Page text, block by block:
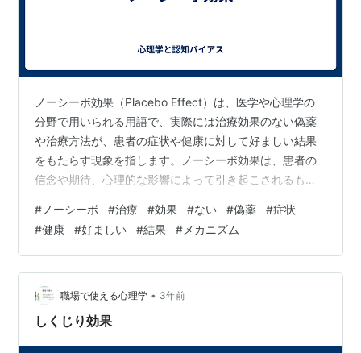
ノーシーボ効果（Placebo Effect）は、医学や心理学の
分野で用いられる用語で、実際には治療効果のない偽薬
や治療方法が、患者の症状や健康に対して好ましい結果
をもたらす現象を指します。ノーシーボ効果は、患者の
信念や期待、心理的な影響によって引き起こされるもの
与していません。 ノーシーボ効果に関連する特徴や要素
は以下の通りです: 1. 期待効果: ノーシーボ効果は、患者
が治療や薬物に対して期待を持つことによって引き起こ
されます。患者が信じている治療方法や薬物を受けるこ
とで、症状の改善や健康へのポジティブな影響を期待す
ることがあります。 2.…
# ノーシーボ #治療 #効果 #ない #偽薬 #症状
#健康 #好ましい #結果 # メカニズム
職場で使える心理学 • 3年前
しくじり効果